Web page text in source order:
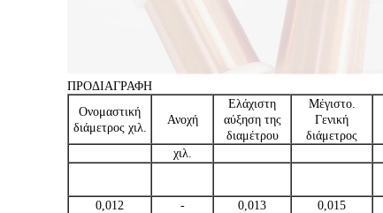
ΠΡΟΔΙΑΓΡΑΦΗ
Ονομαστική
διάμετρος χιλ.
Ανοχή
Ελάχιστη
αύξηση της
διαμέτρου
Μέγιστο.
Γενική
διάμετρος
χιλ.
0,012
- 0,013 0,015